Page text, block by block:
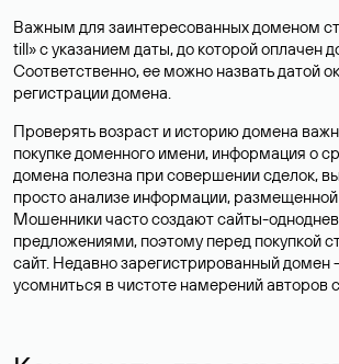
Важным для заинтересованных доменом
till» с указанием даты, до которой оплачен
Соответственно, ее можно назвать датой
регистрации домена.
Проверять возраст и историю домена
покупке доменного имени, информация о
домена полезна при совершении сделок,
просто анализе информации, размещенной
Мошенники часто создают сайты-
предложениями, поэтому перед покупкой
сайт. Недавно зарегистрированный домен
усомниться в чистоте намерений авторов